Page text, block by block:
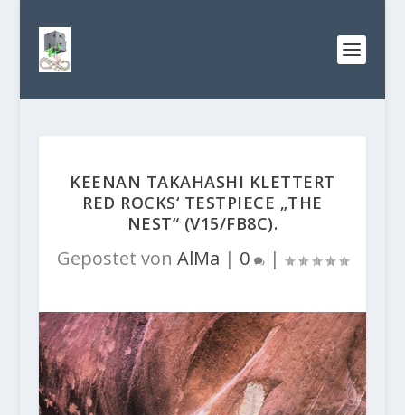
KEENAN TAKAHASHI KLETTERT
RED ROCKS‘ TESTPIECE „THE
NEST“ (V15/FB8C).
Gepostet von AlMa | 0 |